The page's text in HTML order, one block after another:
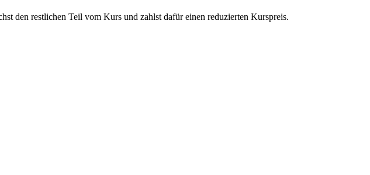
den restlichen Teil vom Kurs und zahlst dafür einen reduzierten Kurspreis.